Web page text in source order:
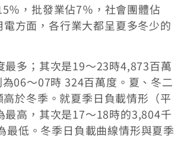
％，批發業佔7％，社會團體佔
方面，各行業大都呈夏多冬少的
多；其次是19～23時4,873百萬
06～07時 324百萬度。夏、冬二
於冬季。就夏季日負載情形（平
高，其次是17～18時的3,804千
低。冬季日負載曲線情形與夏季